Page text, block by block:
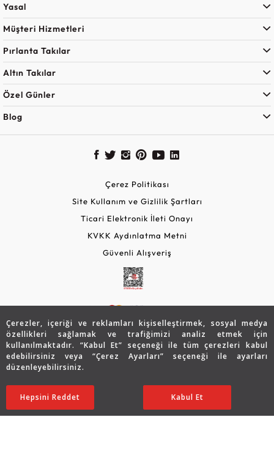
Çerezler, içeriği ve reklamları kişiselleştirmek, sosyal medya
özellikleri sağlamak ve trafiğimizi analiz etmek için
kullanılmaktadır. “Kabul Et” seçeneği ile tüm çerezleri kabul
edebilirsiniz veya “Çerez Ayarları” seçeneği ile ayarları
düzenleyebilirsiniz.
Ayarları Düzenle
Hepsini Reddet Kabul Et
61.525 TL
30.763TL SATIN ALIN
Yasal
Müşteri Hizmetleri
Pırlanta Takılar
Altın Takılar
Özel Günler
Blog
© 2026 Assos Diamond
Çerez Politikası
Site Kullanım ve Gizlilik Şartları
Ticari Elektronik İleti Onayı
KVKK Aydınlatma Metni
Güvenli Alışveriş
Copyright © 2026 Assos Pırlanta - Bu sitenin tüm hakları